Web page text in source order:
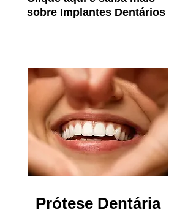
sobre Implantes Dentários
Prótese Dentária